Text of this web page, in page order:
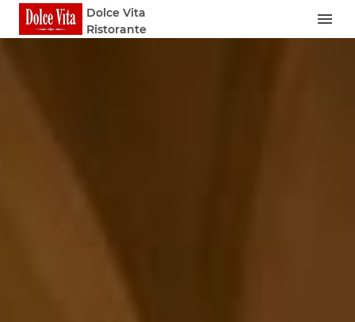
Dolce Vita
Ristorante